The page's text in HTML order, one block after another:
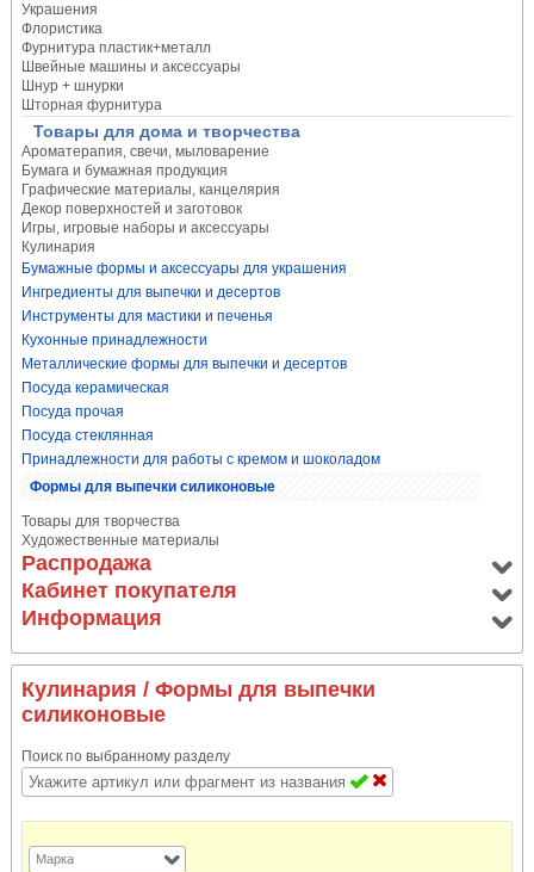
Украшения
Флористика
Фурнитура пластик+металл
Швейные машины и аксессуары
Шнур + шнурки
Шторная фурнитура
Товары для дома и творчества
Ароматерапия, свечи, мыловарение
Бумага и бумажная продукция
Графические материалы, канцелярия
Декор поверхностей и заготовок
Игры, игровые наборы и аксессуары
Кулинария
Бумажные формы и аксессуары для украшения
Ингредиенты для выпечки и десертов
Инструменты для мастики и печенья
Кухонные принадлежности
Металлические формы для выпечки и десертов
Посуда керамическая
Посуда прочая
Посуда стеклянная
Принадлежности для работы с кремом и шоколадом
Формы для выпечки силиконовые
Товары для творчества
Художественные материалы
Распродажа
Кабинет покупателя
Информация
Кулинария / Формы для выпечки
силиконовые
Поиск по выбранному разделу
Марка